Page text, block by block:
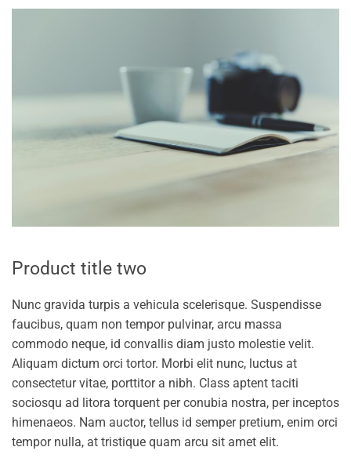
Product title two
Nunc gravida turpis a vehicula scelerisque. Suspendisse
faucibus, quam non tempor pulvinar, arcu massa
commodo neque, id convallis diam justo molestie velit.
Aliquam dictum orci tortor. Morbi elit nunc, luctus at
consectetur vitae, porttitor a nibh. Class aptent taciti
sociosqu ad litora torquent per conubia nostra, per inceptos
himenaeos. Nam auctor, tellus id semper pretium, enim orci
tempor nulla, at tristique quam arcu sit amet elit.